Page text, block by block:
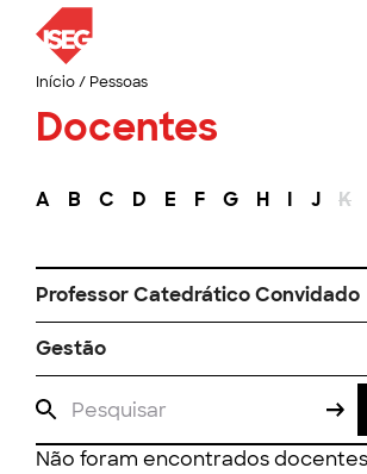
Início/ Pessoas
Docentes
A B C D E F G H I J K
Professor Catedrático Convidado
Gestão
Não foram encontrados